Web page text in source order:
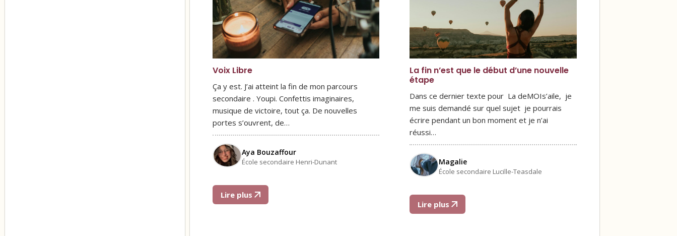
Voix Libre
Ça y est. J’ai atteint la fin de mon parcours
secondaire . Youpi. Confettis imaginaires,
musique de victoire, tout ça. De nouvelles
portes s’ouvrent, de…
Aya Bouzaffour
École secondaire Henri-Dunant
Lire plus
La fin n’est que le début d’une nouvelle
étape
Dans ce dernier texte pour La deMOIs’aile, je
me suis demandé sur quel sujet je pourrais
écrire pendant un bon moment et je n’ai
réussi…
Magalie
École secondaire Lucille-Teasdale
Lire plus